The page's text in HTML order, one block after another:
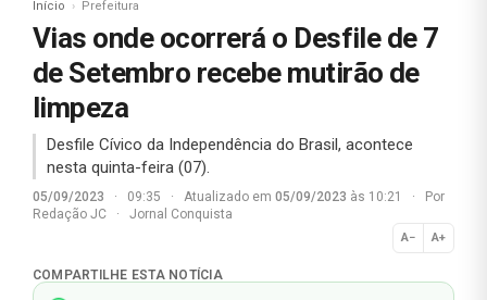
Início Prefeitura
Vias onde ocorrerá o Desfile de 7
de Setembro recebe mutirão de
limpeza
Desfile Cívico da Independência do Brasil, acontece
nesta quinta-feira (07).
05/09/2023 · 09:35 · Atualizado em 05/09/2023 às 10:21 ·
Por
Redação JC
· Jornal Conquista
A− A+
Normal
COMPARTILHE ESTA NOTÍCIA